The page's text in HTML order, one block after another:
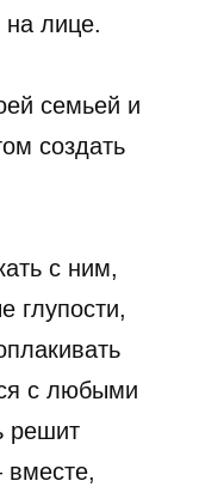
на лице.
семьей и
создать
с ним,
глупости,
с любыми
решит